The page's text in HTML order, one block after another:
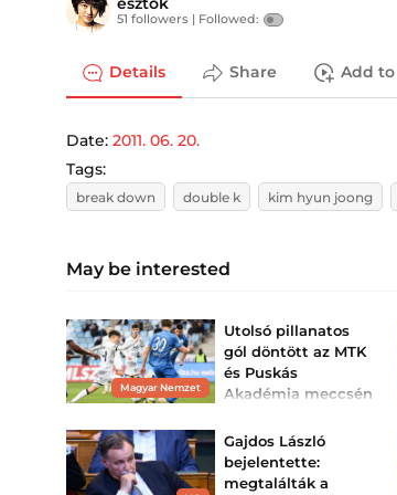
51 followers | Followed:
Details Share Add to
Date: 2011. 06. 20.
Tags:
break down double k kim hyun joong
May be interested
Magyar Nemzet
Utolsó pillanatos
gól döntött az MTK
és Puskás
Akadémia meccsén
Gajdos László
bejelentette:
megtalálták a